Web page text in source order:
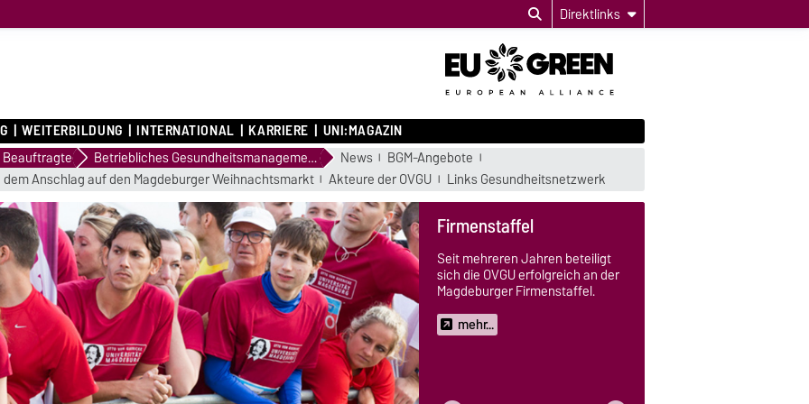
Direktlinks
WEITERBILDUNG INTERNATIONAL KARRIERE UNI:MAGAZIN
Beauftragte Betriebliches Gesundheitsmanagement (BGM) News
BGM-Angebote
Anschlag auf den Magdeburger Weihnachtsmarkt
Akteure der OVGU Links Gesundheitsnetzwerk
Gesundheits-Check-up
Im Rahmen von Gesundheits-
Check-ups können Sie Ihre
Körperwerte messen lassen und
Beratung.